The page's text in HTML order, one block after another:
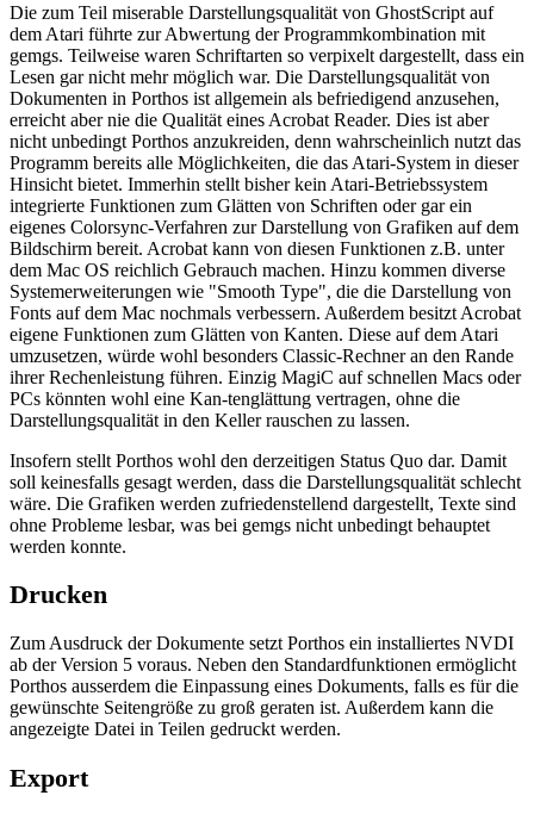
Die zum Teil miserable Darstellungsqualität von GhostScript auf
dem Atari führte zur Abwertung der Programmkombination mit
gemgs. Teilweise waren Schriftarten so verpixelt dargestellt, dass ein
Lesen gar nicht mehr möglich war. Die Darstellungsqualität von
Dokumenten in Porthos ist allgemein als befriedigend anzusehen,
erreicht aber nie die Qualität eines Acrobat Reader. Dies ist aber
nicht unbedingt Porthos anzukreiden, denn wahrscheinlich nutzt das
Programm bereits alle Möglichkeiten, die das Atari-System in dieser
Hinsicht bietet. Immerhin stellt bisher kein Atari-Betriebssystem
integrierte Funktionen zum Glätten von Schriften oder gar ein
eigenes Colorsync-Verfahren zur Darstellung von Grafiken auf dem
Bildschirm bereit. Acrobat kann von diesen Funktionen z.B. unter
dem Mac OS reichlich Gebrauch machen. Hinzu kommen diverse
Systemerweiterungen wie "Smooth Type", die die Darstellung von
Fonts auf dem Mac nochmals verbessern. Außerdem besitzt Acrobat
eigene Funktionen zum Glätten von Kanten. Diese auf dem Atari
umzusetzen, würde wohl besonders Classic-Rechner an den Rande
ihrer Rechenleistung führen. Einzig MagiC auf schnellen Macs oder
PCs könnten wohl eine Kan-tenglättung vertragen, ohne die
Darstellungsqualität in den Keller rauschen zu lassen.
Insofern stellt Porthos wohl den derzeitigen Status Quo dar. Damit
soll keinesfalls gesagt werden, dass die Darstellungsqualität schlecht
wäre. Die Grafiken werden zufriedenstellend dargestellt, Texte sind
ohne Probleme lesbar, was bei gemgs nicht unbedingt behauptet
werden konnte.
Drucken
Zum Ausdruck der Dokumente setzt Porthos ein installiertes NVDI
ab der Version 5 voraus. Neben den Standardfunktionen ermöglicht
Porthos ausserdem die Einpassung eines Dokuments, falls es für die
gewünschte Seitengröße zu groß geraten ist. Außerdem kann die
angezeigte Datei in Teilen gedruckt werden.
Export